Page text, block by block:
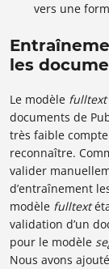
vers une
les
Le modèle fulltext
documents de
très faible
reconnaître.
valider
d’entraînement
modèle fulltext
validation d’un
pour le modèle
Nous avons